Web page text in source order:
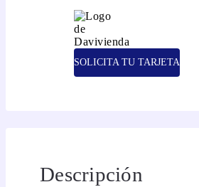
SOLICITA TU TARJETA
Descripción